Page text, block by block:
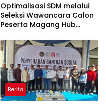
Optimalisasi SDM melalui
Seleksi Wawancara Calon
Peserta Magang Hub
2026
Berita